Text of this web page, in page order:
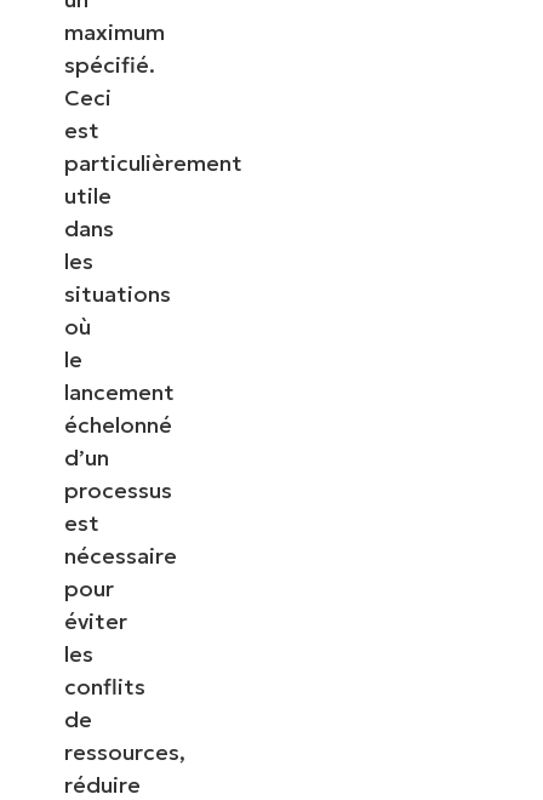
maximum
spécifié.
Ceci
est
particulièrement
utile
dans
les
situations
où
le
lancement
échelonné
d’un
processus
est
nécessaire
pour
éviter
les
conflits
de
ressources,
réduire